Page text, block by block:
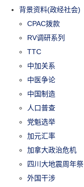
背景资料(政经社会)
CPAC拨款
RV调研系列
TTC
中加关系
中医争论
中国制造
人口普查
党魁选举
加元汇率
加拿大政治危机
四川大地震周年祭
外国干涉